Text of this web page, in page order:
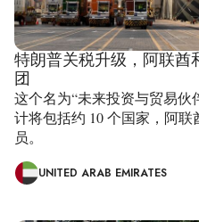
特朗普关税升级，阿联
团
这个名为“未来投资与贸易伙
计将包括约 10 个国家，阿
员。
UNITED ARAB EMIRATES